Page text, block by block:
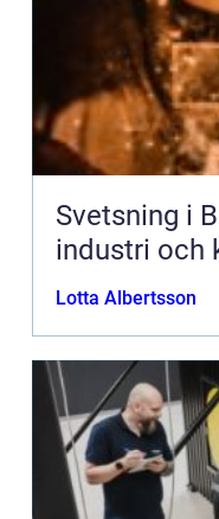
Svetsning i
industri och
Lotta Albertsson